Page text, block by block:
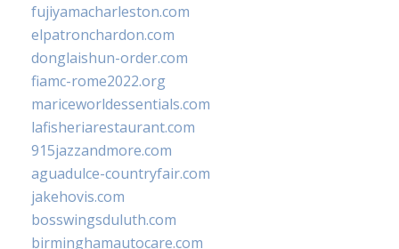
fujiyamacharleston.com
elpatronchardon.com
donglaishun-order.com
fiamc-rome2022.org
mariceworldessentials.com
lafisheriarestaurant.com
915jazzandmore.com
aguadulce-countryfair.com
jakehovis.com
bosswingsduluth.com
birminghamautocare.com